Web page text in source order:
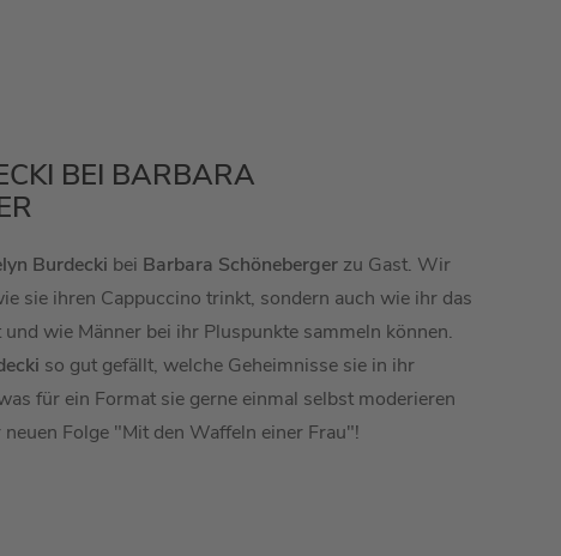
BEI BARBARA
Burdecki bei Barbara Schöneberger zu Gast. Wir
sie ihren Cappuccino trinkt, sondern auch wie ihr das
wie Männer bei ihr Pluspunkte sammeln können.
so gut gefällt, welche Geheimnisse sie in ihr
für ein Format sie gerne einmal selbst moderieren
Folge "Mit den Waffeln einer Frau"!